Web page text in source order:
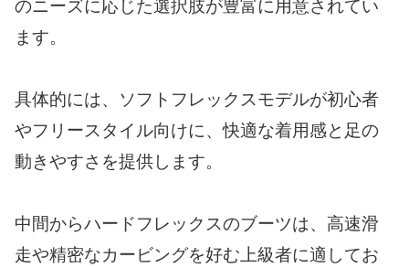
のニーズに応じた選択肢が豊富に用意されてい
ます。
具体的には、ソフトフレックスモデルが初心者
やフリースタイル向けに、快適な着用感と足の
動きやすさを提供します。
中間からハードフレックスのブーツは、高速滑
走や精密なカービングを好む上級者に適してお